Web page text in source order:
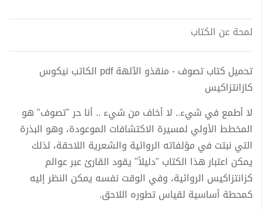
لمحة عن الكتاب
تحميل كتاب تصوف - منقذو الآلهة pdf الكاتب نيكوس
كازانتزاكيس
لا أطمع في شيء.. لا أخاف من شيء .. أنا حر "تصوف" هو
المخطط الأولي لمسيرة الاكتشافات الموعودة، وهو البذرة
التي نبتت في مؤلفاته الروائية والشعرية اللاحقة، لذلك
يمكن اعتبار هذا الكتاب "دليلاً" يقود القارئ عبر عوالم
كزانتزاكيس الروائية، وفي الوقت نفسه يمكن النظر إليه
كمحطة أساسية لقياس تطوره اللاحق.